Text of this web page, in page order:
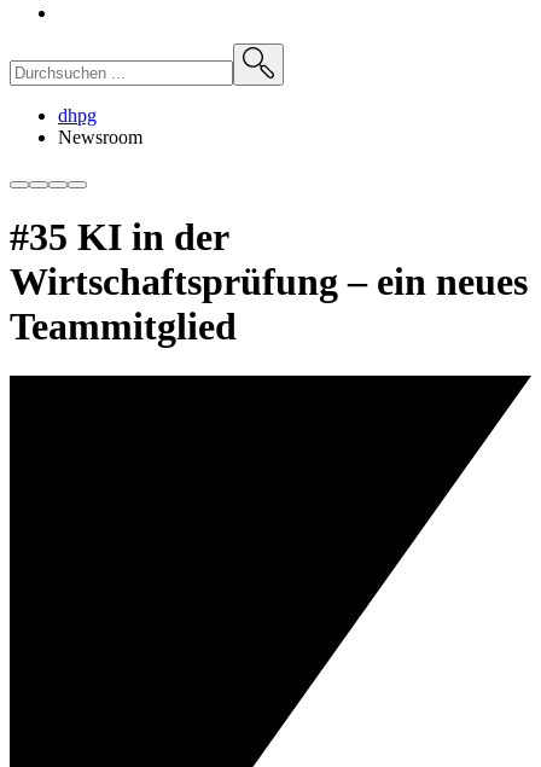
dhpg
Newsroom
#35 KI in der
Wirtschaftsprüfung – ein neues
Teammitglied